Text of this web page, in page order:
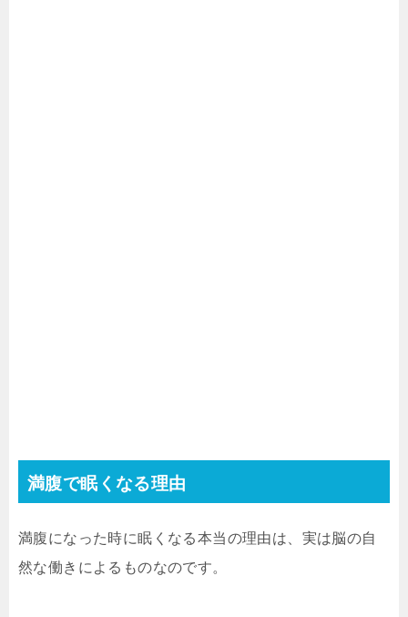
満腹で眠くなる理由
満腹になった時に眠くなる本当の理由は、実は脳の自
然な働きによるものなのです。